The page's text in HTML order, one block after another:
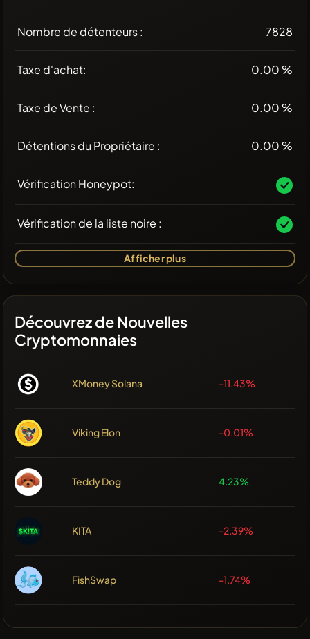
Nombre de détenteurs : 7828
Taxe d'achat: 0.00 %
Taxe de Vente : 0.00 %
Détentions du Propriétaire : 0.00 %
Vérification Honeypot:
Vérification de la liste noire :
Afficher plus
Découvrez de Nouvelles
Cryptomonnaies
XMoney Solana -11.43%
Viking Elon -0.01%
Teddy Dog 4.23%
KITA -2.39%
FishSwap -1.74%